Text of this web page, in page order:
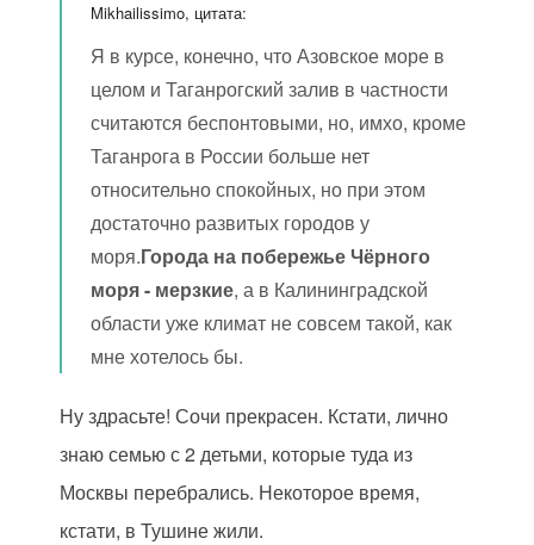
Mikhailissimo, цитата:
Я в курсе, конечно, что Азовское море в
целом и Таганрогский залив в частности
считаются беспонтовыми, но, имхо, кроме
Таганрога в России больше нет
относительно спокойных, но при этом
достаточно развитых городов у
моря.Города на побережье Чёрного
моря - мерзкие, а в Калининградской
области уже климат не совсем такой, как
мне хотелось бы.
Ну здрасьте! Сочи прекрасен. Кстати, лично
знаю семью с 2 детьми, которые туда из
Москвы перебрались. Некоторое время,
кстати, в Тушине жили.